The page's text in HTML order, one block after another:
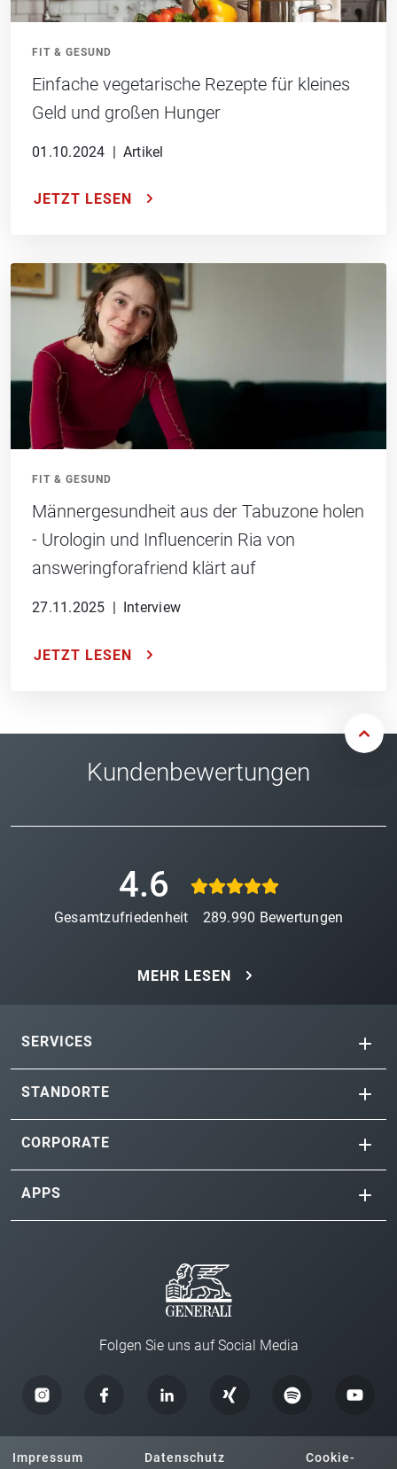
FIT & GESUND
Einfache vegetarische Rezepte für kleines
Geld und großen Hunger
01.10.2024 Artikel
JETZT LESEN
FIT & GESUND
Männergesundheit aus der Tabuzone holen
- Urologin und Influencerin Ria von
answeringforafriend klärt auf
27.11.2025 Interview
JETZT LESEN
Kundenbewertungen
4.6
Gesamtzufriedenheit 289.990 Bewertungen
MEHR LESEN
SERVICES
STANDORTE
CORPORATE
APPS
Folgen Sie uns auf Social Media
Impressum Datenschutz
Cookie-